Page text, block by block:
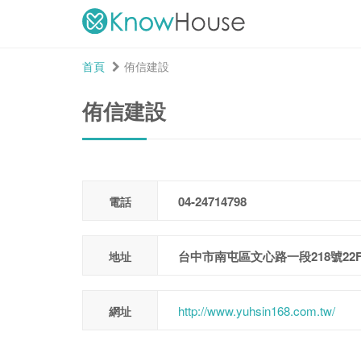
首頁 侑信建設
侑信建設
電話 04-24714798
地址 台中市南屯區文心路一段218號
網址 http://www.yuhsin168.com.tw/